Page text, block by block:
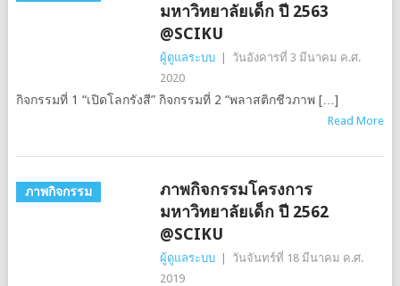
มหาวิทยาลัยเด็ก ปี 2563
@SCIKU
ผู้ดูแลระบบ |
วันอังคารที่ 3 มีนาคม ค.ศ.
2020
กิจกรรมที่ 1 “เปิดโลกรังสี” กิจกรรมที่ 2 “พลาสติกชีวภาพ […]
Read More
ภาพกิจกรรม
ภาพกิจกรรมโครงการ
มหาวิทยาลัยเด็ก ปี 2562
@SCIKU
ผู้ดูแลระบบ |
วันจันทร์ที่ 18 มีนาคม ค.ศ.
2019